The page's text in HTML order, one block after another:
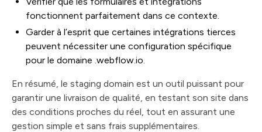
fonctionnent parfaitement dans ce contexte.
Garder à l’esprit que certaines intégrations tierces
peuvent nécessiter une configuration spécifique
pour le domaine .webflow.io.
En résumé, le staging domain est un outil puissant pour
garantir une livraison de qualité, en testant son site dans
des conditions proches du réel, tout en assurant une
gestion simple et sans frais supplémentaires.